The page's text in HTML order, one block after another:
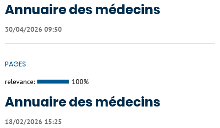
Annuaire des médecins
30/04/2026 09:50
PAGES
relevance: 100%
Annuaire des médecins
18/02/2026 15:25